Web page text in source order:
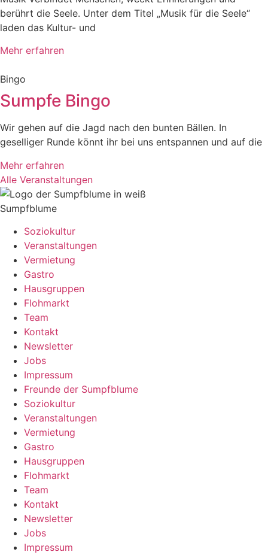
berührt die Seele. Unter dem Titel „Musik für die Seele“
laden das Kultur- und
Mehr erfahren
Bingo
Sumpfe Bingo
Wir gehen auf die Jagd nach den bunten Bällen. In
geselliger Runde könnt ihr bei uns entspannen und auf die
Mehr erfahren
Alle Veranstaltungen
Sumpfblume
Soziokultur
Veranstaltungen
Vermietung
Gastro
Hausgruppen
Flohmarkt
Team
Kontakt
Newsletter
Jobs
Impressum
Freunde der Sumpfblume
Soziokultur
Veranstaltungen
Vermietung
Gastro
Hausgruppen
Flohmarkt
Team
Kontakt
Newsletter
Jobs
Impressum